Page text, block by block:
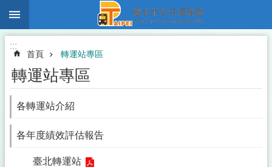
跳到主要內容區塊
:::
首頁 轉運站專區
轉運站專區
各轉運站介紹
各年度績效評估報告
臺北轉運站